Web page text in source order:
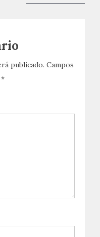
post:
publicado. Campos
*